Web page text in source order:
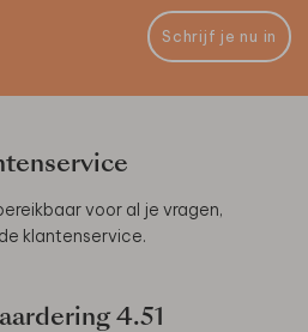
Schrijf je nu in
voor al je vragen,
klantenservice.
4.51